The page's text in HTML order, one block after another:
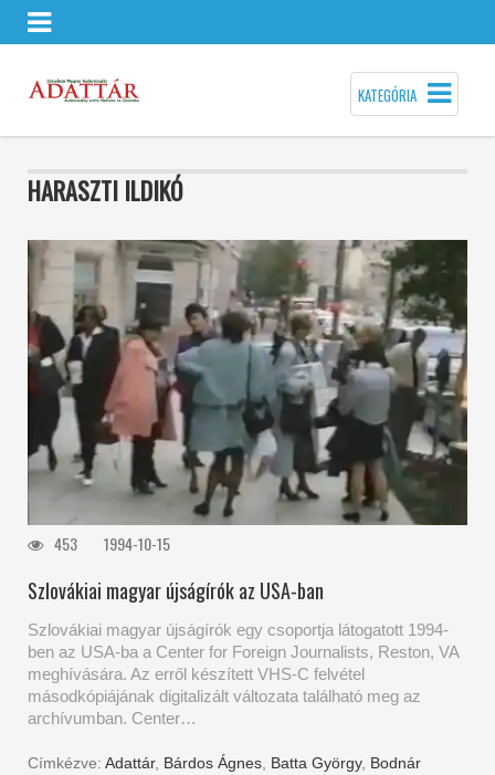
KATEGÓRIA
HARASZTI ILDIKÓ
453 1994-10-15
Szlovákiai magyar újságírók az USA-ban
Szlovákiai magyar újságírók egy csoportja látogatott 1994-
ben az USA-ba a Center for Foreign Journalists, Reston, VA
meghívására. Az erről készített VHS-C felvétel
másodkópiájának digitalizált változata található meg az
archívumban. Center…
Címkézve: Adattár, Bárdos Ágnes, Batta György, Bodnár